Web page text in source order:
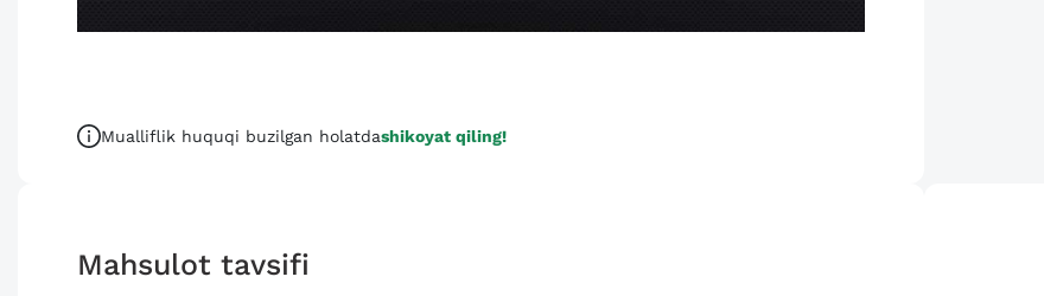
Mualliflik huquqi buzilgan holatdashikoyat qiling!
Mahsulot tavsifi